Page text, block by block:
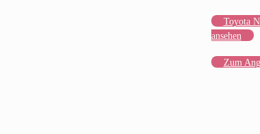
Toyota
ansehen
Zum